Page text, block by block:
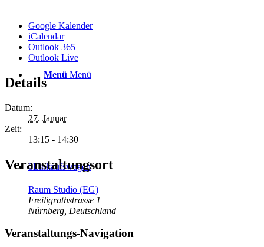
Menü Menü
0Einkaufswagen
Google Kalender
iCalendar
Outlook 365
Outlook Live
Details
Datum:
27. Januar
Zeit:
13:15 - 14:30
Veranstaltungsort
Raum Studio (EG)
Freiligrathstrasse 1
Nürnberg Deutschland
Veranstaltungs-Navigation